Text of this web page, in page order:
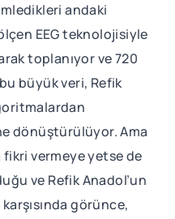
andaki
EEG teknolojisiyle
toplanıyor ve 720
büyük veri, Refik
dönüştürülüyor. Ama
vermeye yetse de
ve Refik Anadol’un
görünce,